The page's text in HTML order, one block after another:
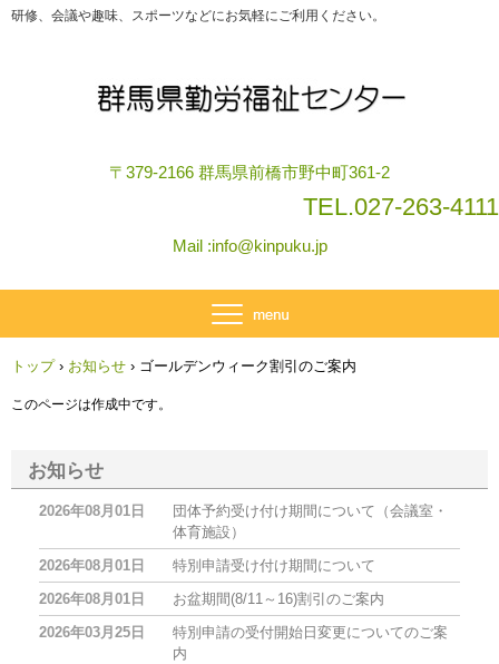
研修、会議や趣味、スポーツなどにお気軽にご利用ください。
〒379-2166 群馬県前橋市野中町361-2
TEL.027-263-4111
Mail :info@kinpuku.jp
トップ › お知らせ › ゴールデンウィーク割引のご案内
このページは作成中です。
お知らせ
2026年08月01日
団体予約受け付け期間について（会議室・
体育施設）
2026年08月01日
特別申請受け付け期間について
2026年08月01日
お盆期間(8/11～16)割引のご案内
2026年03月25日
特別申請の受付開始日変更についてのご案
内